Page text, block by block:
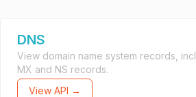
DNS
View domain name system records,
MX and NS records.
View API →